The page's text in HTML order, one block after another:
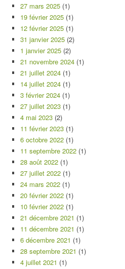
27 mars 2025 (1)
19 février 2025 (1)
12 février 2025 (1)
31 janvier 2025 (2)
1 janvier 2025 (2)
21 novembre 2024 (1)
21 juillet 2024 (1)
14 juillet 2024 (1)
3 février 2024 (1)
27 juillet 2023 (1)
4 mai 2023 (2)
11 février 2023 (1)
6 octobre 2022 (1)
11 septembre 2022 (1)
28 août 2022 (1)
27 juillet 2022 (1)
24 mars 2022 (1)
20 février 2022 (1)
10 février 2022 (1)
21 décembre 2021 (1)
11 décembre 2021 (1)
6 décembre 2021 (1)
28 septembre 2021 (1)
4 juillet 2021 (1)